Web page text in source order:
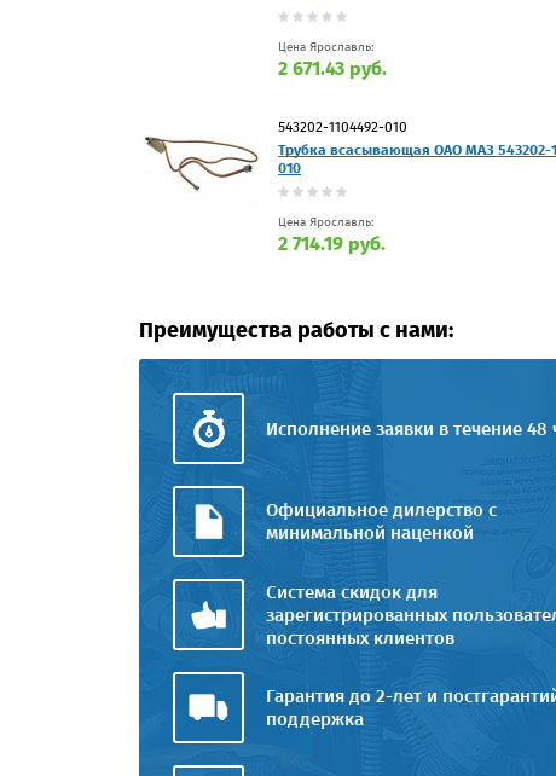
Цена Ярославль:
2 671.43 руб.
543202-1104492-010
Трубка всасывающая ОАО МАЗ 543202-
010
Цена Ярославль:
2 714.19 руб.
Преимущества работы с нами:
Исполнение заявки в течение 48
Официальное дилерство с
минимальной наценкой
Система скидок для
зарегистрированных
постоянных клиентов
Гарантия до 2-лет и
поддержка